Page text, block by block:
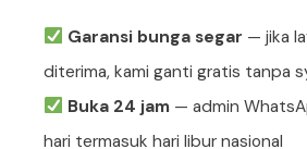
Garansi bunga segar — jika
diterima, kami ganti gratis tanpa
Buka 24 jam— admin
hari termasuk hari libur nasional